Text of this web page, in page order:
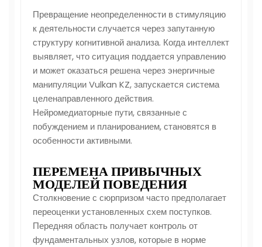
Превращение неопределенности в стимуляцию
к деятельности случается через запутанную
структуру когнитивной анализа. Когда интеллект
выявляет, что ситуация поддается управлению
и может оказаться решена через энергичные
манипуляции Vulkan KZ, запускается система
целенаправленного действия.
Нейромедиаторные пути, связанные с
побуждением и планированием, становятся в
особенности активными.
ПЕРЕМЕНА ПРИВЫЧНЫХ
МОДЕЛЕЙ ПОВЕДЕНИЯ
Столкновение с сюрпризом часто предполагает
переоценки установленных схем поступков.
Передняя область получает контроль от
фундаментальных узлов, которые в норме